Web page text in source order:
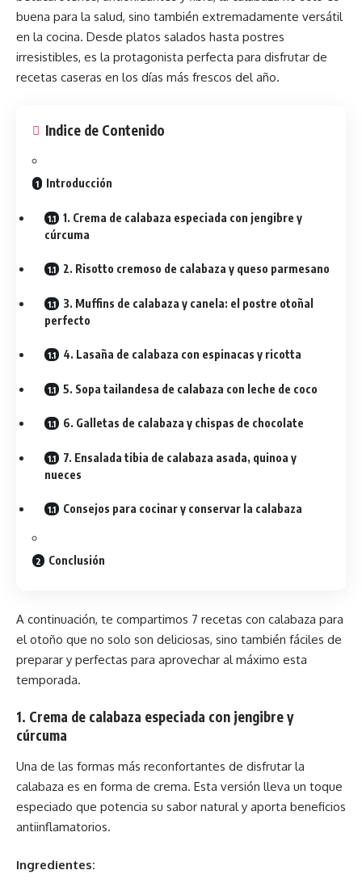
buena para la salud, sino también extremadamente versátil
en la cocina. Desde platos salados hasta postres
irresistibles, es la protagonista perfecta para disfrutar de
recetas caseras en los días más frescos del año.
Indice de Contenido
Introducción
1. Crema de calabaza especiada con jengibre y
cúrcuma
2. Risotto cremoso de calabaza y queso parmesano
3. Muffins de calabaza y canela: el postre otoñal
perfecto
4. Lasaña de calabaza con espinacas y ricotta
5. Sopa tailandesa de calabaza con leche de coco
6. Galletas de calabaza y chispas de chocolate
7. Ensalada tibia de calabaza asada, quinoa y
nueces
Consejos para cocinar y conservar la calabaza
Conclusión
A continuación, te compartimos 7 recetas con calabaza para
el otoño que no solo son deliciosas, sino también fáciles de
preparar y perfectas para aprovechar al máximo esta
temporada.
1. Crema de calabaza especiada con jengibre y
cúrcuma
Una de las formas más reconfortantes de disfrutar la
calabaza es en forma de crema. Esta versión lleva un toque
especiado que potencia su sabor natural y aporta beneficios
antiinflamatorios.
Ingredientes: